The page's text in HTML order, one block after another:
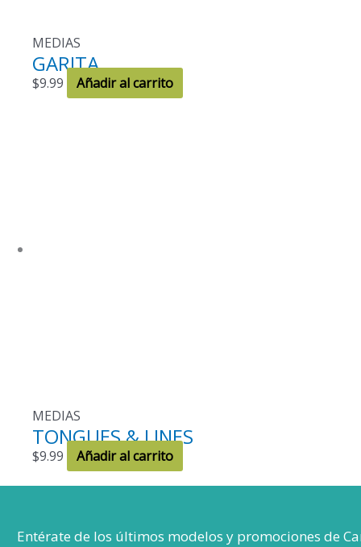
MEDIAS
GARITA
$9.99 Añadir al carrito
MEDIAS
TONGUES & LINES
$9.99 Añadir al carrito
Entérate de los últimos modelos y promociones de